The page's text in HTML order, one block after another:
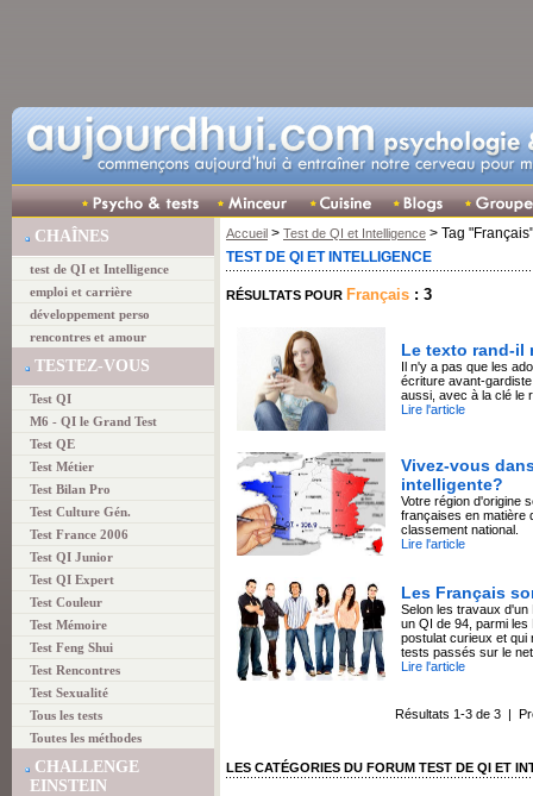
CHAÎNES
test de QI et Intelligence
emploi et carrière
développement perso
rencontres et amour
TESTEZ-VOUS
Test QI
M6 - QI le Grand Test
Test QE
Test Métier
Test Bilan Pro
Test Culture Gén.
Test France 2006
Test QI Junior
Test QI Expert
Test Couleur
Test Mémoire
Test Feng Shui
Test Rencontres
Test Sexualité
Tous les tests
Toutes les méthodes
CHALLENGE
EINSTEIN
Accueil > Test de QI et Intelligence > Tag "Français"
TEST DE QI ET INTELLIGENCE
RÉSULTATS POUR Français : 3
Le texto rand-il
Il n'y a pas que les
écriture avant-
aussi, avec à la clé le
Lire l'article
Vivez-vous
intelligente?
Votre région d'origine
françaises en matière
classement national.
Lire l'article
Les Français
Selon les travaux
un QI de 94, parmi les
postulat curieux et
tests passés sur le
Lire l'article
Résultats 1-3 de 3 |
LES CATÉGORIES DU FORUM TEST DE QI ET